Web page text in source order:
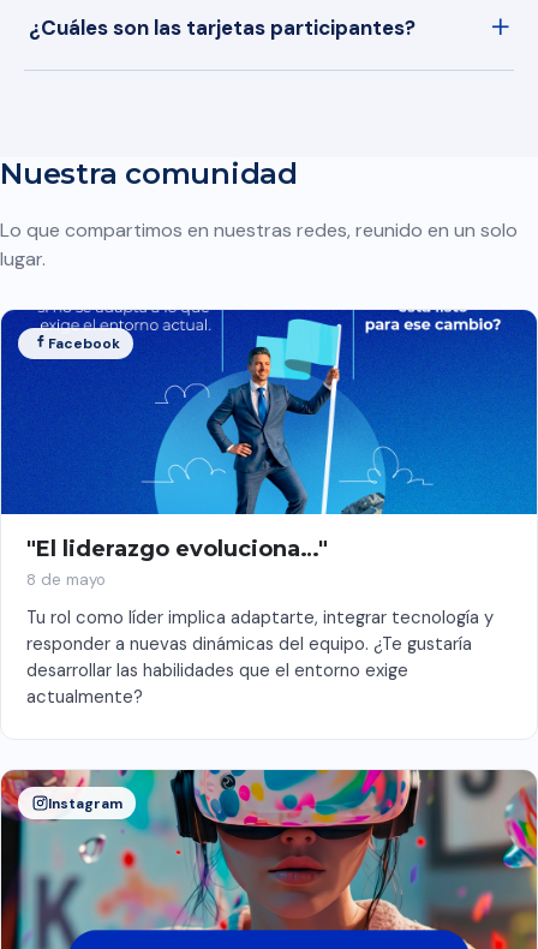
¿Cuáles son las tarjetas participantes?
Nuestra comunidad
Lo que compartimos en nuestras redes, reunido en un solo
lugar.
Facebook
"El liderazgo evoluciona…"
8 de mayo
Tu rol como líder implica adaptarte, integrar tecnología y
responder a nuevas dinámicas del equipo. ¿Te gustaría
desarrollar las habilidades que el entorno exige
actualmente?
Instagram